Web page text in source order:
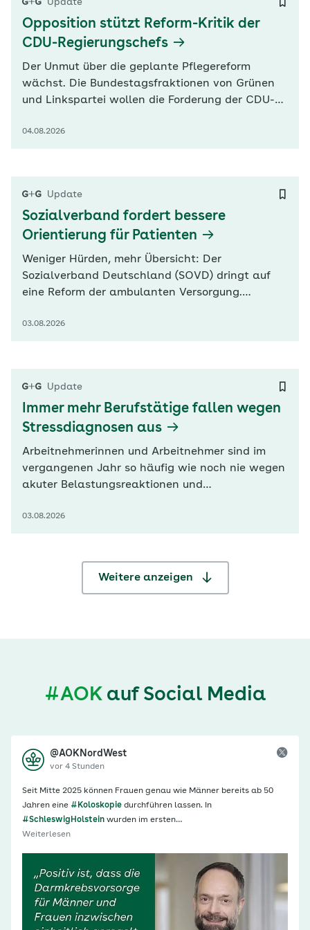
Update
Opposition stützt Reform-Kritik der
CDU-Regierungschefs
Der Unmut über die geplante Pflegereform
wächst. Die Bundestagsfraktionen von Grünen
und Linkspartei wollen die Forderung der CDU-
Anhalt und Thüringen nach Korrekturen
bei…
04.08.2026
Update
Sozialverband fordert bessere
Orientierung für Patienten
Weniger Hürden, mehr Übersicht: Der
Sozialverband Deutschland (SOVD) dringt auf
eine Reform der ambulanten Versorgung.
die Menschen Orientierung gibt, Barrieren
Statt…
03.08.2026
Update
Immer mehr Berufstätige fallen wegen
Stressdiagnosen aus
Arbeitnehmerinnen und Arbeitnehmer sind im
vergangenen Jahr so häufig wie noch nie wegen
akuter Belastungsreaktionen und
gewesen. Laut Daten der Kaufmännischen
03.08.2026
Weitere anzeigen
#AOKauf Social Media
@AOKNordWest
vor 4 Stunden
Seit Mitte 2025 können Frauen genau wie Männer bereits ab 50
Jahren eine #Koloskopie durchführen lassen. In
#SchleswigHolstein wurden im ersten…
Weiterlesen